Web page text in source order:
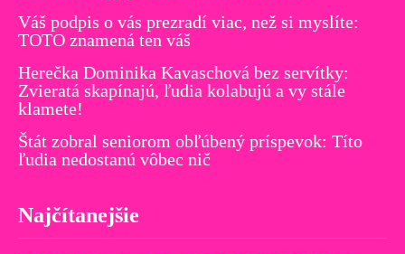
Váš podpis o vás prezradí viac, než si myslíte:
TOTO znamená ten váš
Herečka Dominika Kavaschová bez servítky:
Zvieratá skapínajú, ľudia kolabujú a vy stále
klamete!
Štát zobral seniorom obľúbený príspevok: Títo
ľudia nedostanú vôbec nič
Najčítanejšie